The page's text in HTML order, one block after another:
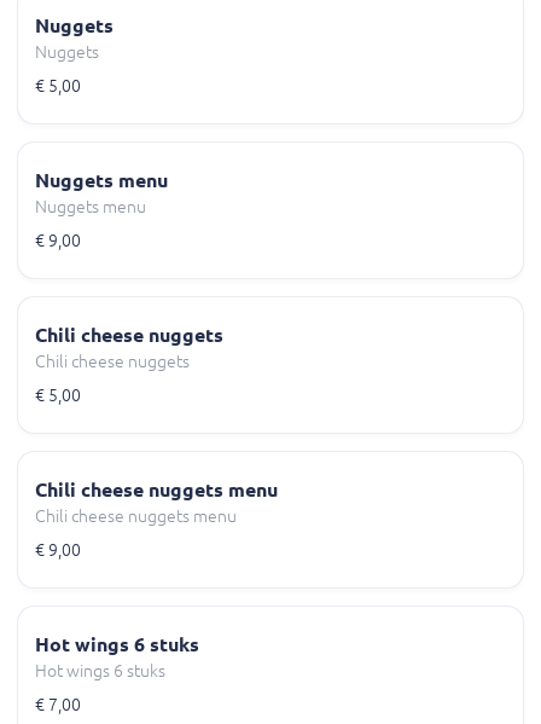
Nuggets
Nuggets
€ 5,00
Nuggets menu
Nuggets menu
€ 9,00
Chili cheese nuggets
Chili cheese nuggets
€ 5,00
Chili cheese nuggets menu
Chili cheese nuggets menu
€ 9,00
Hot wings 6 stuks
Hot wings 6 stuks
€ 7,00